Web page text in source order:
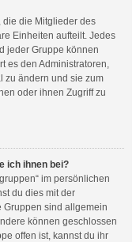
die die Mitglieder des
Einheiten aufteilt. Jedes
jeder Gruppe können
es den Administratoren,
zu ändern und sie zum
oder ihnen Zugriff zu
ich ihnen bei?
im persönlichen
du dies mit der
Gruppen sind allgemein
können geschlossen
offen ist, kannst du ihr